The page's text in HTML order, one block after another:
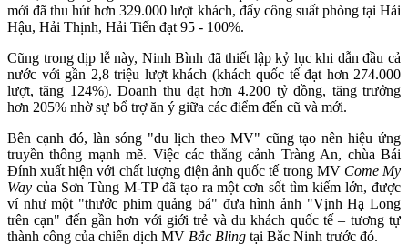
mới đã thu hút hơn 329.000 lượt khách, đẩy công suất phòng tại Hải
Hậu, Hải Thịnh, Hải Tiến đạt 95 - 100%.
Cũng trong dịp lễ này, Ninh Bình đã thiết lập kỷ lục khi dẫn đầu cả
nước với gần 2,8 triệu lượt khách (khách quốc tế đạt hơn 274.000
lượt, tăng 124%). Doanh thu đạt hơn 4.200 tỷ đồng, tăng trưởng
hơn 205% nhờ sự bổ trợ ăn ý giữa các điểm đến cũ và mới.
Bên cạnh đó, làn sóng "du lịch theo MV" cũng tạo nên hiệu ứng
truyền thông mạnh mẽ. Việc các thắng cảnh Tràng An, chùa Bái
Đính xuất hiện với chất lượng điện ảnh quốc tế trong MV Come My
Way của Sơn Tùng M-TP đã tạo ra một cơn sốt tìm kiếm lớn, được
ví như một "thước phim quảng bá" đưa hình ảnh "Vịnh Hạ Long
trên cạn" đến gần hơn với giới trẻ và du khách quốc tế – tương tự
thành công của chiến dịch MV Bắc Bling tại Bắc Ninh trước đó.